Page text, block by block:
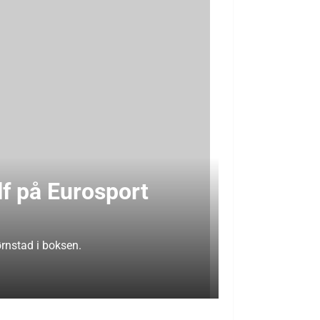
på Eurosport
i boksen.